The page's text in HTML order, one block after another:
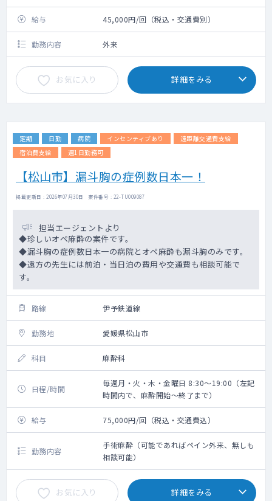
給与 45,000円/回（税込・交通費別）
勤務内容 外来
お気に入り 詳細をみる
定期 日勤 病院 インセンティブあり
遠距離交通費支給
宿泊費支給
週1日勤務可
【松山市】漏斗胸の症例数日本一！
掲載更新日 : 2026年07月30日 案件番号 : 22-TU009087
担当エージェントより
◆珍しいオペ麻酔の案件です。
◆漏斗胸の症例数日本一の病院とオペ麻酔も漏斗胸のみです。
◆遠方の先生には前泊・当日泊の費用や交通費も相談可能で
す。
路線 伊予鉄道線
勤務地 愛媛県松山市
科目 麻酔科
日程/時間
毎週月・火・木・金曜日 8:30～19:00（左記
時間内で、麻酔開始～終了まで）
給与 75,000円/回（税込・交通費込）
勤務内容
手術麻酔（可能であればペイン外来、無しも
相談可能）
お気に入り 詳細をみる